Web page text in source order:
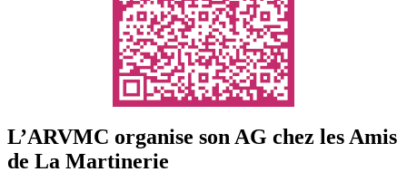
L’ARVMC organise son AG chez les Amis
de La Martinerie